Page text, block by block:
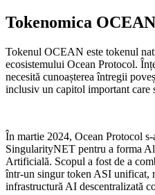
Tokenomica
Tokenul OCEAN este tokenul
ecosistemului Ocean Protocol.
necesită cunoașterea întregii
inclusiv un capitol important care
În martie 2024, Ocean Protocol s-
SingularityNET pentru a forma
Artificială. Scopul a fost de a
într-un singur token ASI unificat,
infrastructură AI descentralizată